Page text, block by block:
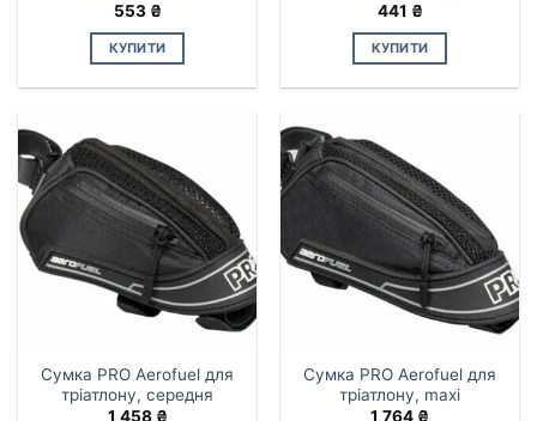
553 ₴
КУПИТИ
441 ₴
КУПИТИ
Сумка PRO Aerofuel для
тріатлону, середня
1 458 ₴
Сумка PRO Aerofuel для
тріатлону, maxi
1 764 ₴